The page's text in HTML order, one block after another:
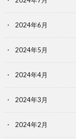
2024年6月
2024年5月
2024年4月
2024年3月
2024年2月